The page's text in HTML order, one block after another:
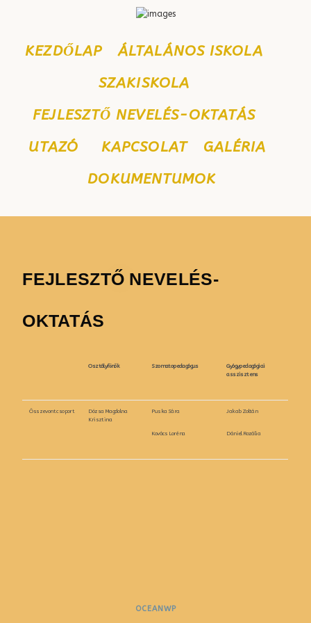
KEZDŐLAP
ÁLTALÁNOS ISKOLA
SZAKISKOLA
FEJLESZTŐ NEVELÉS-OKTATÁS
UTAZÓ
KAPCSOLAT
GALÉRIA
DOKUMENTUMOK
FEJLESZTŐ NEVELÉS-
OKTATÁS
Osztályfőnök Szomatopedagógus
Gyógypedagógiai
asszisztens
Összevont csoport
Dózsa Magdolna
Krisztina
Puska Sára
Kovács Loréna
Jakab Zoltán
Dániel Rozália
OCEANWP